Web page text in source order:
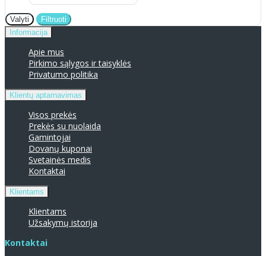
Valyti
Filtruoti
Informacija
Apie mus
Pirkimo sąlygos ir taisyklės
Privatumo politika
Klientų aptarnavimas
Visos prekės
Prekės su nuolaida
Gamintojai
Dovanų kuponai
Svetainės medis
Kontaktai
Klientams
Klientams
Užsakymų istorija
Kontaktai